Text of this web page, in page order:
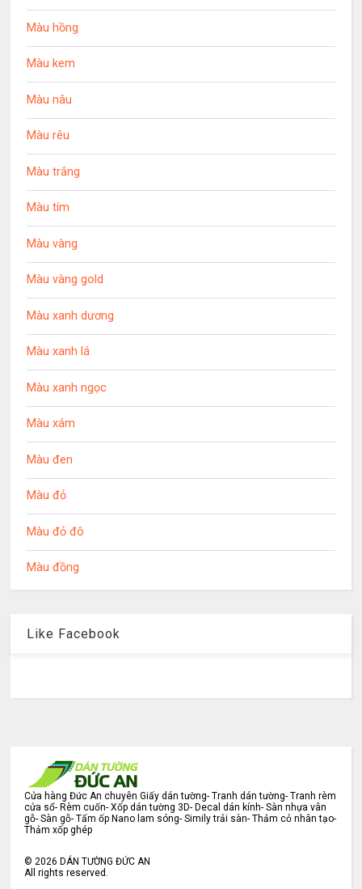
Màu hồng
Màu kem
Màu nâu
Màu rêu
Màu trắng
Màu tím
Màu vàng
Màu vàng gold
Màu xanh dương
Màu xanh lá
Màu xanh ngọc
Màu xám
Màu đen
Màu đỏ
Màu đỏ đô
Màu đồng
Like Facebook
Cửa hàng Đức An chuyên Giấy dán tường- Tranh dán tường- Tranh rèm
cửa sổ- Rèm cuốn- Xốp dán tường 3D- Decal dán kính- Sàn nhựa vân
gỗ- Sàn gỗ- Tấm ốp Nano lam sóng- Simily trải sàn- Thảm cỏ nhân tạo-
Thảm xốp ghép
©2026 DÁN TƯỜNG ĐỨC AN
All rights reserved.